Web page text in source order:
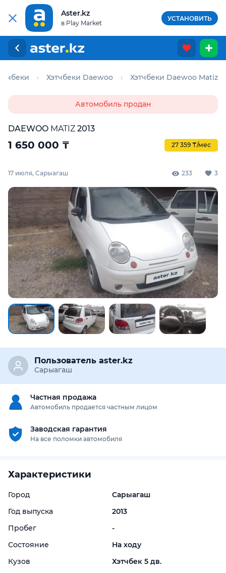
Aster.kz
в Play Market
УСТАНОВИТЬ
Хэтчбеки Daewoo Хэтчбеки Daewoo Matiz
Автомобиль продан
DAEWOO MATIZ 2013
1 650 000 ₸ 27 359 ₸/мес
17 июля, Сарыагаш 233 3
Пользователь aster.kz
Сарыагаш
Частная продажа
Автомобиль продается частным лицом
Заводская гарантия
На все поломки автомобиля
Характеристики
Город
Сарыагаш
Год выпуска
2013
Пробег
-
Состояние
На ходу
Кузов
Хэтчбек 5 дв.